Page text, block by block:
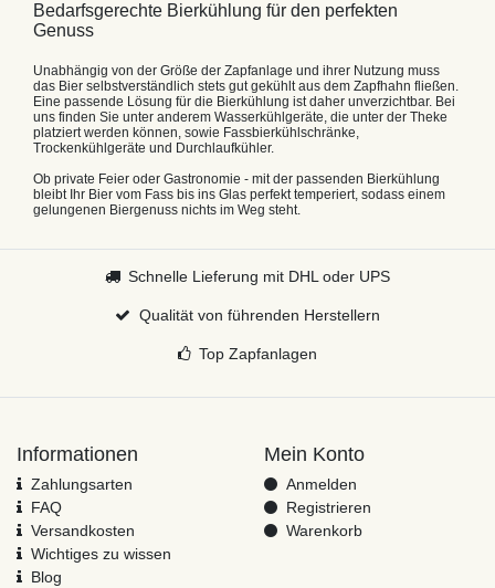
Bedarfsgerechte Bierkühlung für den perfekten
Genuss
Unabhängig von der Größe der Zapfanlage und ihrer Nutzung muss
das Bier selbstverständlich stets gut gekühlt aus dem Zapfhahn fließen.
Eine passende Lösung für die Bierkühlung ist daher unverzichtbar. Bei
uns finden Sie unter anderem Wasserkühlgeräte, die unter der Theke
platziert werden können, sowie Fassbierkühlschränke,
Trockenkühlgeräte und Durchlaufkühler.
Ob private Feier oder Gastronomie - mit der passenden Bierkühlung
bleibt Ihr Bier vom Fass bis ins Glas perfekt temperiert, sodass einem
gelungenen Biergenuss nichts im Weg steht.
Schnelle Lieferung mit DHL oder UPS
Qualität von führenden Herstellern
Top Zapfanlagen
Informationen
Zahlungsarten
FAQ
Versandkosten
Wichtiges zu wissen
Blog
Mein Konto
Anmelden
Registrieren
Warenkorb